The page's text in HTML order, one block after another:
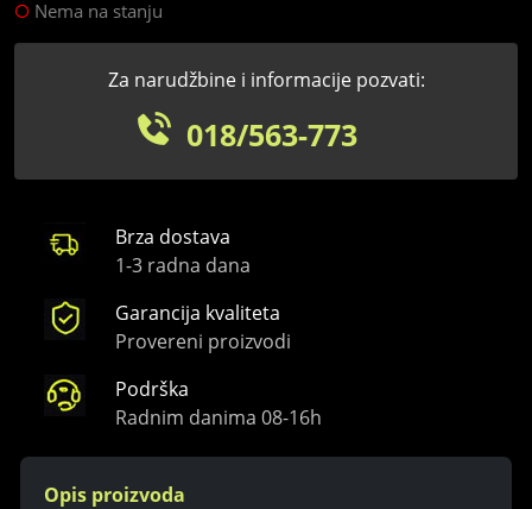
Nema na stanju
Za narudžbine i informacije pozvati:
018/563-773
Brza dostava
1-3 radna dana
Garancija kvaliteta
Provereni proizvodi
Podrška
Radnim danima 08-16h
Opis proizvoda